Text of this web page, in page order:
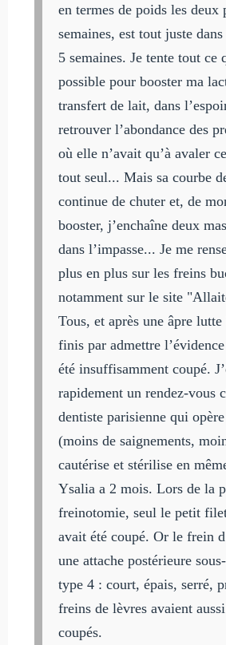
en termes de poids les deux
semaines, est tout juste
5 semaines. Je tente tout ce
possible pour booster ma
transfert de lait, dans
retrouver l’abondance des
où elle n’avait qu’à avaler
tout seul... Mais sa courbe
continue de chuter et, de
booster, j’enchaîne deux
dans l’impasse... Je me
plus en plus sur les freins
notamment sur le site
Tous, et après une âpre
finis par admettre
été insuffisamment coupé.
rapidement un rendez-vous
dentiste parisienne qui
(moins de saignements,
cautérise et stérilise en
Ysalia a 2 mois. Lors de la
freinotomie, seul le petit
avait été coupé. Or le frein
une attache postérieure
type 4 : court, épais, serré,
freins de lèvres avaient
coupés.